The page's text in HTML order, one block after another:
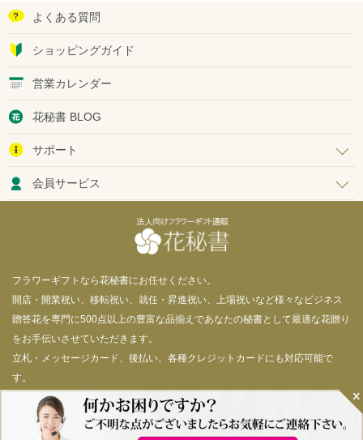
よくある質問
ショッピングガイド
営業カレンダー
花秘書 BLOG
サポート
会員サービス
フラワーギフトなら花秘書にお任せください。
開店・開業祝い、移転祝い、就任・昇進祝い、上場祝いなど様々なビジネス
贈答花を専門に500点以上の豊富な品揃えであなたの秘書として最適な花贈り
をお手伝いさせていただきます。
立札・メッセージカード、後払い、各種クレジットカードにも対応可能で
す。